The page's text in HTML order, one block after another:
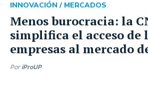
Menos burocracia: la
simplifica el acceso de
empresas al mercado
INNOVACIÓN / MERCADOS
Por iProUP